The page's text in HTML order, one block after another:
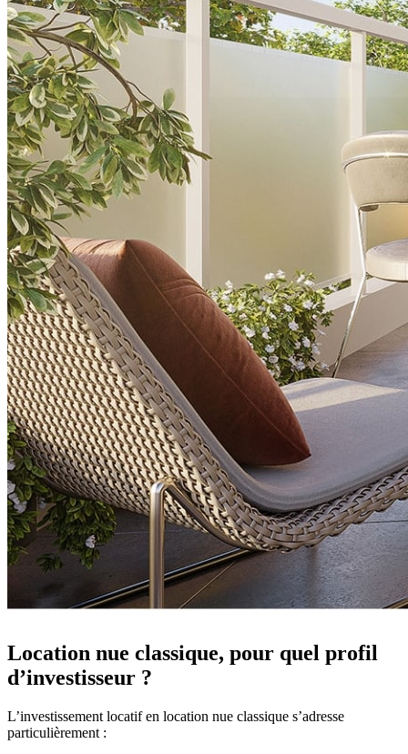
Location nue classique, pour quel profil
d’investisseur ?
L’investissement locatif en location nue classique s’adresse
particulièrement :